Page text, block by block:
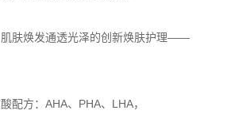
肤焕发通透光泽的创新焕肤护理——
配方：AHA、PHA、LHA，